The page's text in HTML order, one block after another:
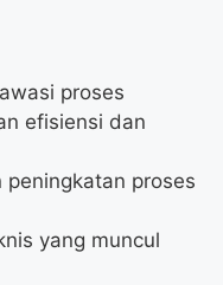
proses
efisiensi dan
proses
yang muncul